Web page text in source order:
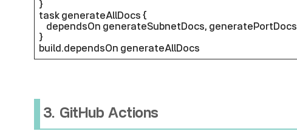
}
task generateAllDocs {
dependsOn generateSubnetDocs, generatePortDocs
}
build.dependsOn generateAllDocs
3. GitHub Actions